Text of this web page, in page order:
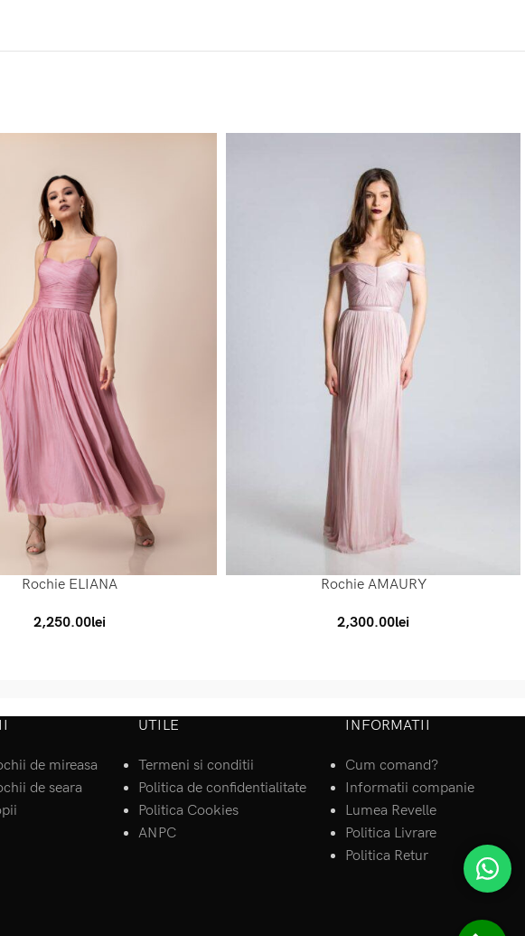
Rochie ELIANA
2,250.00lei
Rochie AMAURY
2,300.00lei
de mireasa
de seara
UTILE
Termeni si conditii
Politica de confidentialitate
Politica Cookies
ANPC
INFORMATII
Cum comand?
Informatii companie
Lumea Revelle
Politica Livrare
Politica Retur